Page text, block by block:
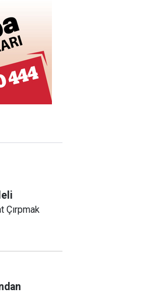
Çırpmak